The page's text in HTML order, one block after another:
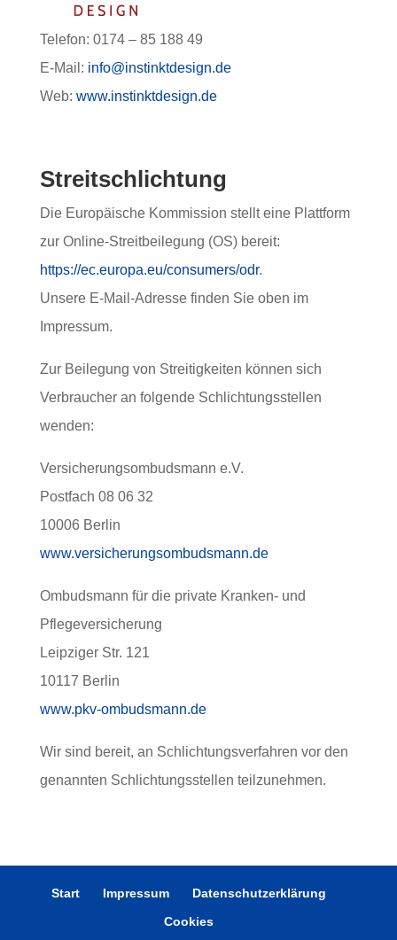
Telefon: 0174 – 85 188 49
E-Mail: info@instinktdesign.de
Web: www.instinktdesign.de
Streitschlichtung
Die Europäische Kommission stellt eine Plattform
zur Online-Streitbeilegung (OS) bereit:
https://ec.europa.eu/consumers/odr.
Unsere E-Mail-Adresse finden Sie oben im
Impressum.
Zur Beilegung von Streitigkeiten können sich
Verbraucher an folgende Schlichtungsstellen
wenden:
Versicherungsombudsmann e.V.
Postfach 08 06 32
10006 Berlin
www.versicherungsombudsmann.de
Ombudsmann für die private Kranken- und
Pflegeversicherung
Leipziger Str. 121
10117 Berlin
www.pkv-ombudsmann.de
Wir sind bereit, an Schlichtungsverfahren vor den
genannten Schlichtungsstellen teilzunehmen.
Start Impressum
Datenschutzerklärung
Cookies